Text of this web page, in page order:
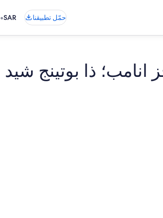
حمّل تطبيقنا SAR
•
انامب؛ ذا بوتينج شيد